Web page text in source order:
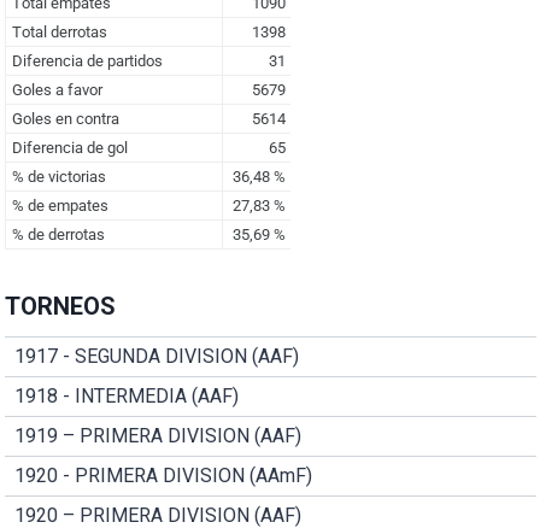
TORNEOS
1917 - SEGUNDA DIVISION (AAF)
1918 - INTERMEDIA (AAF)
1919 – PRIMERA DIVISION (AAF)
1920 - PRIMERA DIVISION (AAmF)
1920 – PRIMERA DIVISION (AAF)